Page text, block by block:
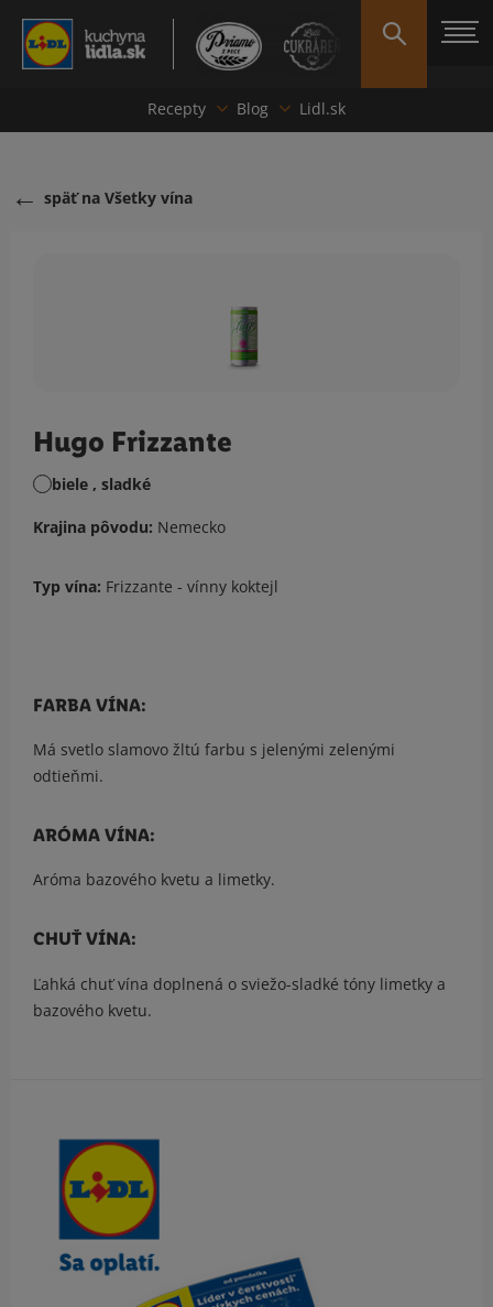
Recepty Blog Lidl.sk
späť na Všetky vína
Hugo Frizzante
biele , sladké
Krajina pôvodu: Nemecko
Typ vína: Frizzante - vínny koktejl
FARBA VÍNA:
Má svetlo slamovo žltú farbu s jelenými zelenými
odtieňmi.
ARÓMA VÍNA:
Aróma bazového kvetu a limetky.
CHUŤ VÍNA:
Ľahká chuť vína doplnená o sviežo-sladké tóny limetky a
bazového kvetu.